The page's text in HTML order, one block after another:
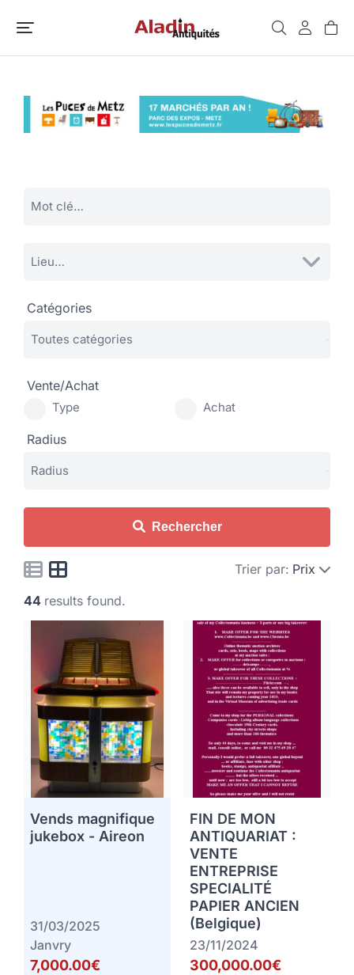
Catégories
Vente/Achat
Type Achat
Radius
Rechercher
Trier par: Prix
44 results found.
Vends magnifique
jukebox - Aireon
31/03/2025
Janvry
7,000.00€
FIN DE MON
ANTIQUARIAT :
VENTE
ENTREPRISE
SPECIALITÉ
PAPIER ANCIEN
(Belgique)
23/11/2024
300,000.00€